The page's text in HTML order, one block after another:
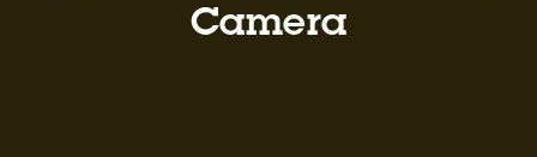
Camera